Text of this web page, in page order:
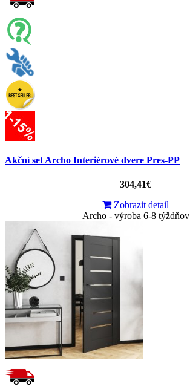
Akční set Archo Interiérové dvere Pres-PP
304,41€
Zobrazit detail
Archo - výroba 6-8 týždňov